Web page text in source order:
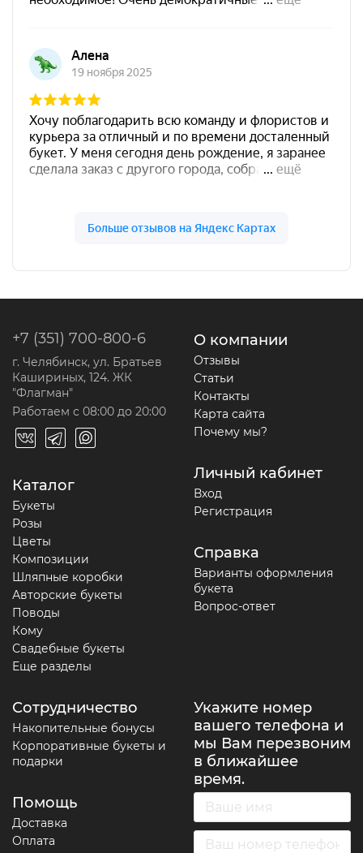
+7 (351) 700-800-6
г. Челябинск, ул. Братьев
Кашириных, 124. ЖК
"Флагман"
Работаем с 08:00 до 20:00
Каталог
Букеты
Розы
Цветы
Композиции
Шляпные коробки
Авторские букеты
Поводы
Кому
Свадебные букеты
Еще разделы
О компании
Отзывы
Статьи
Контакты
Карта сайта
Почему мы?
Личный кабинет
Вход
Регистрация
Справка
Варианты оформления
букета
Вопрос-ответ
Сотрудничество
Накопительные бонусы
Корпоративные букеты и
подарки
Помощь
Доставка
Оплата
Укажите номер
вашего телефона и
мы Вам перезвоним
в ближайшее
время.